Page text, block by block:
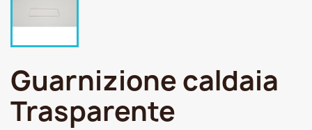
Guarnizione caldaia
Trasparente